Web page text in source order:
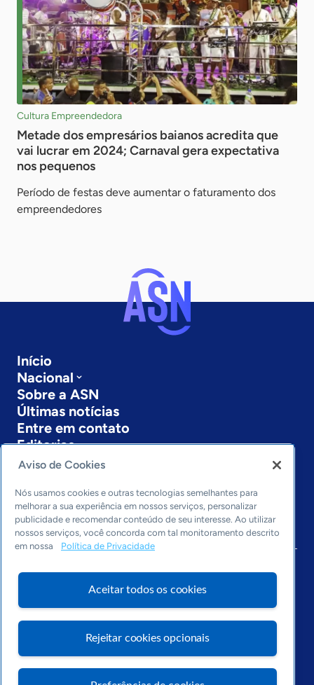
Cultura Empreendedora
Metade dos empresários baianos acredita que
vai lucrar em 2024; Carnaval gera expectativa
nos pequenos
Período de festas deve aumentar o faturamento dos
empreendedores
Início
Nacional
Sobre a ASN
Últimas notícias
Entre em contato
Editorias
Economia & Política
Inovação & Tecnologia
Cultura empreendedora
Dados
Arquivo
Aviso de Cookies
Nós usamos cookies e outras tecnologias semelhantes para
melhorar a sua experiência em nossos serviços, personalizar
publicidade e recomendar conteúdo de seu interesse. Ao utilizar
nossos serviços, você concorda com tal monitoramento descrito
em nossa
Política de Privacidade
Aceitar todos os cookies
Rejeitar cookies opcionais